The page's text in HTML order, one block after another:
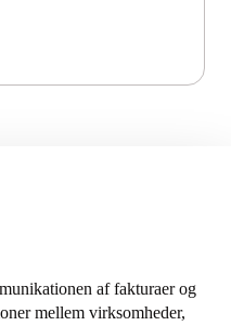
af fakturaer og
mellem virksomheder,